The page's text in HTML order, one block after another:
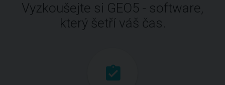
Vyzkoušejte si GEO5 - software,
který šetří váš čas.